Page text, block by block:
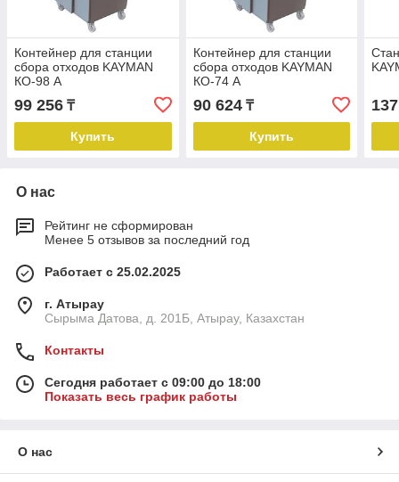
Контейнер для станции
сбора отходов KAYMAN
КО-98 А
99 256 ₸
Купить
Контейнер для станции
сбора отходов KAYMAN
КО-74 А
90 624₸
Купить
О нас
Рейтинг не сформирован
Менее 5 отзывов за последний год
Работает с 25.02.2025
г. Атырау
Сырыма Датова, д. 201Б, Атырау, Казахстан
Контакты
Сегодня работает с 09:00 до 18:00
Показать весь график работы
О нас